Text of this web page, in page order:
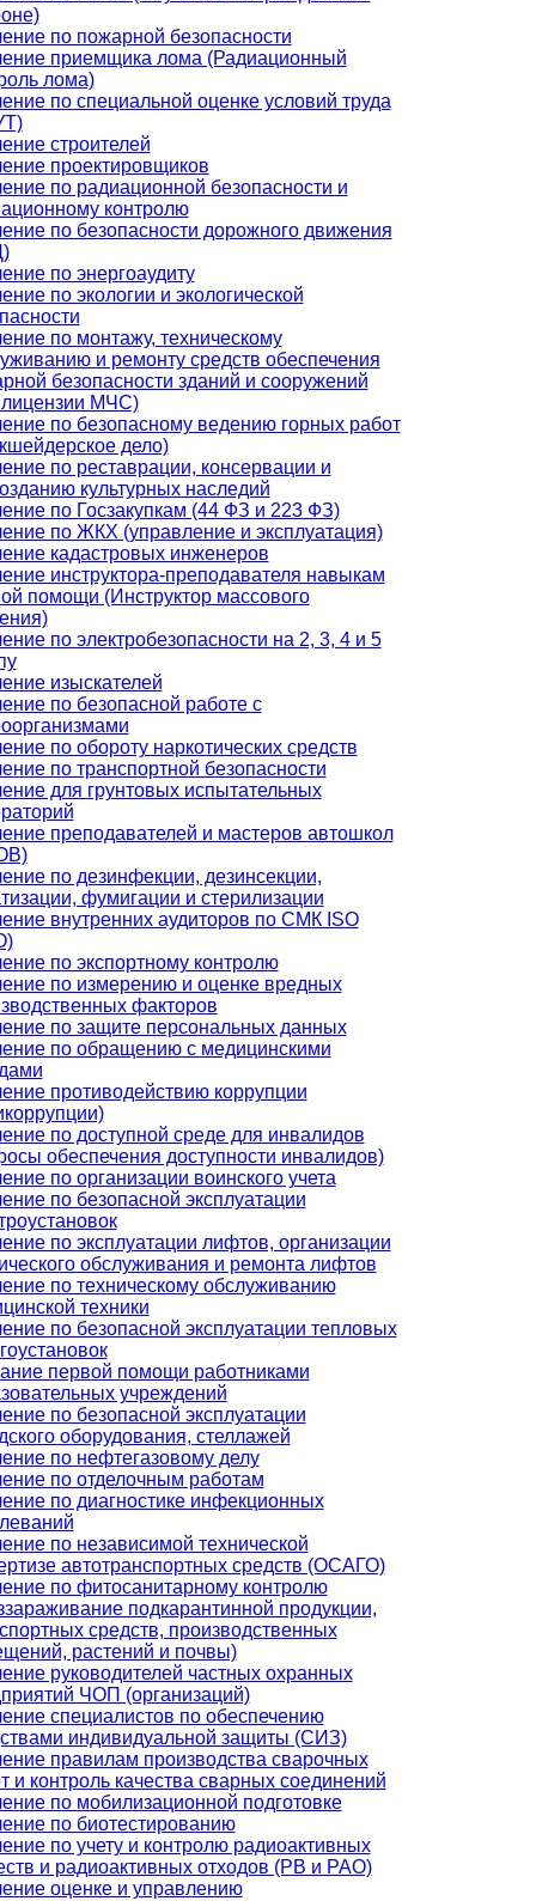
по пожарной безопасности
приемщика лома (Радиационный
лома)
по специальной оценке условий труда
строителей
проектировщиков
по радиационной безопасности и
контролю
по безопасности дорожного движения
по энергоаудиту
по экологии и экологической
по монтажу, техническому
и ремонту средств обеспечения
безопасности зданий и сооружений
МЧС)
по безопасному ведению горных работ
дело)
по реставрации, консервации и
культурных наследий
по Госзакупкам (44 ФЗ и 223 ФЗ)
по ЖКХ (управление и эксплуатация)
кадастровых инженеров
инструктора-преподавателя навыкам
помощи (Инструктор массового
по электробезопасности на 2, 3, 4 и 5
изыскателей
по безопасной работе с
по обороту наркотических средств
по транспортной безопасности
для грунтовых испытательных
преподавателей и мастеров автошкол
по дезинфекции, дезинсекции,
фумигации и стерилизации
внутренних аудиторов по СМК ISO
по экспортному контролю
по измерению и оценке вредных
факторов
по защите персональных данных
по обращению с медицинскими
противодействию коррупции
по доступной среде для инвалидов
обеспечения доступности инвалидов)
по организации воинского учета
по безопасной эксплуатации
по эксплуатации лифтов, организации
обслуживания и ремонта лифтов
по техническому обслуживанию
техники
по безопасной эксплуатации тепловых
первой помощи работниками
учреждений
по безопасной эксплуатации
оборудования, стеллажей
по нефтегазовому делу
по отделочным работам
по диагностике инфекционных
по независимой технической
автотранспортных средств (ОСАГО)
по фитосанитарному контролю
подкарантинной продукции,
средств, производственных
растений и почвы)
руководителей частных охранных
ЧОП (организаций)
специалистов по обеспечению
индивидуальной защиты (СИЗ)
правилам производства сварочных
и контроль качества сварных соединений
по мобилизационной подготовке
по биотестированию
по учету и контролю радиоактивных
и радиоактивных отходов (РВ и РАО)
оценке и управлению